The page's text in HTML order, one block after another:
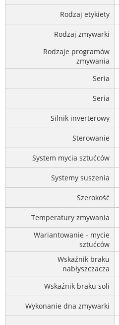
Rodzaj etykiety
Rodzaj zmywarki
Rodzaje programów
zmywania
Seria
Seria
Silnik inverterowy
Sterowanie
System mycia sztućców
Systemy suszenia
Szerokość
Temperatury zmywania
Wariantowanie - mycie
sztućców
Wskaźnik braku
nabłyszczacza
Wskaźnik braku soli
Wykonanie dna zmywarki